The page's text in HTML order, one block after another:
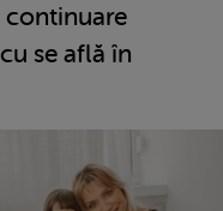
continuare
se află în